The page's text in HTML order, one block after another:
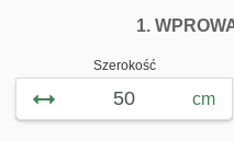
1.
Szerokość
cm